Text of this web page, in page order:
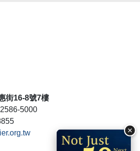
×
街16-8號7樓
5000